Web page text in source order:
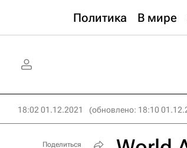
Политика В мире
18:02 01.12.2021 (обновлено: 18:10
Поделиться